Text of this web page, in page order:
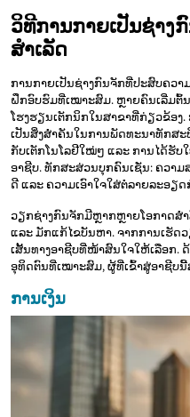
ວິທີການກາຍເປັນຊ່າງ
ສຳເລັດ
ການກາຍເປັນຊ່າງກົນຈັກທີ່ປະສົບຄວາ
ຝຶກອົບຮົມທີ່ເໝາະສົມ. ຫຼາຍຄົນເລີ່ມຕົ້
ໂຮງຮຽນເຕັກນິກໃນສາຂາທີ່ກ່ຽວຂ້ອ
ເປັນສິ່ງສຳຄັນໃນການພັດທະນາທັກສ
ກັບເຕັກໂນໂລຢີໃໝ່ໆ ແລະ ການໄດ້ຮັບ
ອາຊີບ. ທັກສະສ່ວນບຸກຄົນເຊັ່ນ: ຄວາ
ດີ ແລະ ຄວາມເອົາໃຈໃສ່ຕໍ່ລາຍລະອຽ
ວຽກຊ່າງກົນຈັກມີຫຼາກຫຼາຍໂອກາດສ
ແລະ ມັກແກ້ໄຂບັນຫາ. ຈາກການເຮັດ
ເສັ້ນທາງອາຊີບທີ່ໜ້າສົນໃຈໃຫ້ເລືອກ.
ອຸທິດຕົນທີ່ເໝາະສົມ, ຜູ້ທີ່ເຂົ້າສູ່ອາຊີບ
ການເງິນ